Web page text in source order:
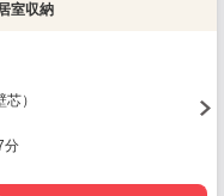
室収納
）
分